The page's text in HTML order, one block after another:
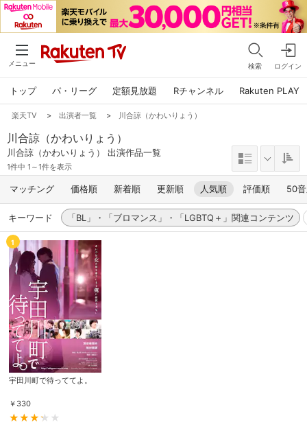
メニュー 検索 ログイン
トップ パ・リーグ 定額見放題 Rチャンネル Rakuten PLAY
楽天TV > 出演者一覧 > 川合諒（かわいりょう）
川合諒（かわいりょう）
川合諒（かわいりょう） 出演作品一覧
1件中 1～1件を表示
マッチング 価格順 新着順 更新順 人気順 評価順 50
キーワード 「BL」・「ブロマンス」・「LGBTQ＋」関連コンテンツ
1
宇田川町で待っててよ。
￥ 330